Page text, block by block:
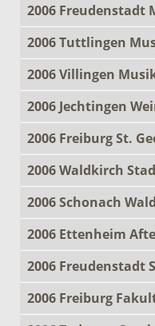
2006 Freudenstadt
2006 Tuttlingen
2006 Villingen
2006 Jechtingen
2006 Freiburg St.
2006 Waldkirch
2006 Schonach
2006 Ettenheim
2006 Freudenstadt
2006 Freiburg